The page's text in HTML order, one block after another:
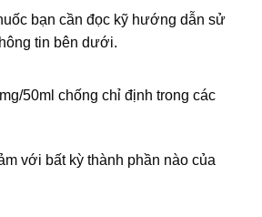
bạn cần đọc kỹ hướng dẫn sử
tin bên dưới.
50ml chống chỉ định trong các
với bất kỳ thành phần nào của